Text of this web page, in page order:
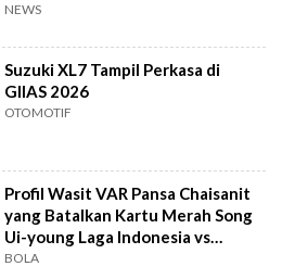
NEWS
Suzuki XL7 Tampil Perkasa di
GIIAS 2026
OTOMOTIF
Profil Wasit VAR Pansa Chaisanit
yang Batalkan Kartu Merah Song
Ui-young Laga Indonesia vs
Singapura
BOLA